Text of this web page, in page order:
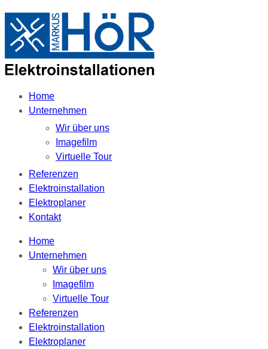
Home
Unternehmen
Wir über uns
Imagefilm
Virtuelle Tour
Referenzen
Elektroinstallation
Elektroplaner
Kontakt
Home
Unternehmen
Wir über uns
Imagefilm
Virtuelle Tour
Referenzen
Elektroinstallation
Elektroplaner